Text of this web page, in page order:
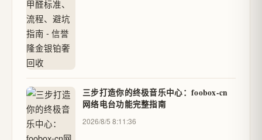
三步打造你的终极音乐中心：foobox-cn
网络电台功能完整指南
2026/8/5 8:11:36